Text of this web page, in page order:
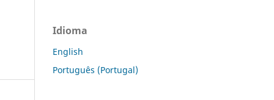
Idioma
English
Português (Portugal)